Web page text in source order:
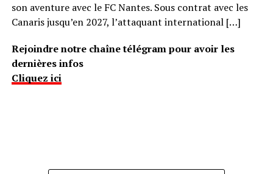
son aventure avec le FC Nantes. Sous contrat avec les
Canaris jusqu’en 2027, l’attaquant international […]
Rejoindre notre chaîne télégram pour avoir les
dernières infos
Cliquez ici